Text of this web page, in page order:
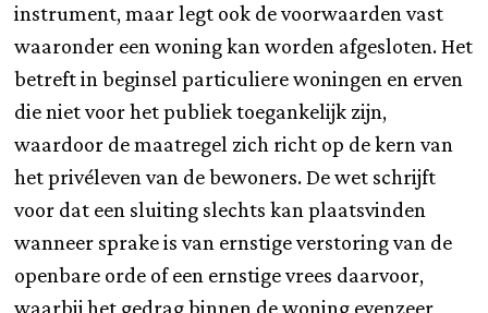
instrument, maar legt ook de voorwaarden vast
waaronder een woning kan worden afgesloten. Het
betreft in beginsel particuliere woningen en erven
die niet voor het publiek toegankelijk zijn,
waardoor de maatregel zich richt op de kern van
het privéleven van de bewoners. De wet schrijft
voor dat een sluiting slechts kan plaatsvinden
wanneer sprake is van ernstige verstoring van de
openbare orde of een ernstige vrees daarvoor,
waarbij het gedrag binnen de woning evenzeer